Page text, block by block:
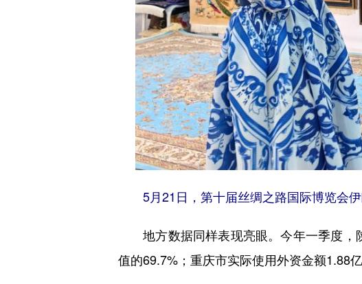
5月21日，第十届丝绸之路国际博览会
地方数据同样表现亮眼。今年一季度，
值的69.7%；重庆市实际使用外资金额1.88